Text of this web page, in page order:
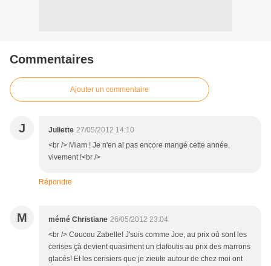
Commentaires
Ajouter un commentaire
J Juliette 27/05/2012 14:10
<br /> Miam ! Je n'en ai pas encore mangé cette année,
vivement !<br />
Répondre
M mémé Christiane 26/05/2012 23:04
<br /> Coucou Zabelle! J'suis comme Joe, au prix où sont les
cerises çà devient quasiment un clafoutis au prix des marrons
glacés! Et les cerisiers que je zieute autour de chez moi ont